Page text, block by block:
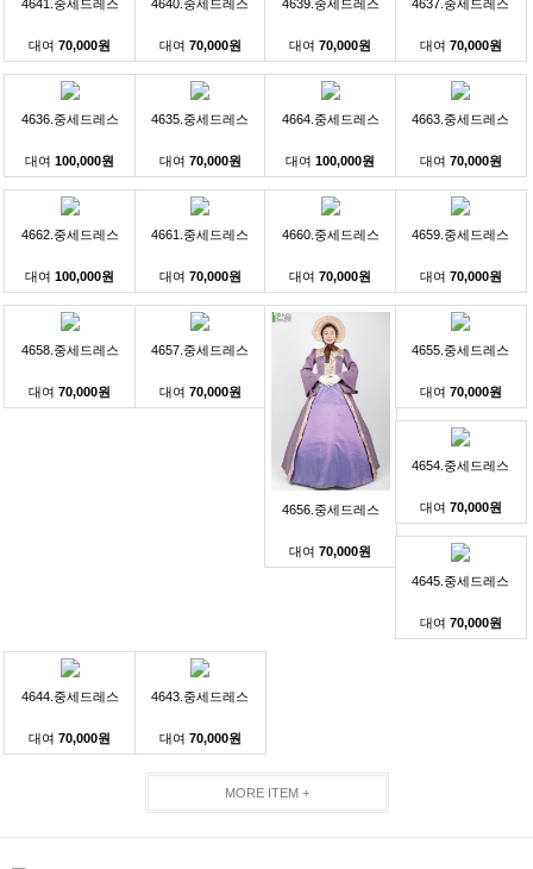
4641.중세드레스
대여70,000원
4640.중세드레스
대여 70,000원
4639.중세드레스
대여70,000원
4637.중세드레스
대여 70,000원
4636.중세드레스
대여100,000원
4635.중세드레스
대여 70,000원
4664.중세드레스
대여100,000원
4663.중세드레스
대여 70,000원
4662.중세드레스
대여100,000원
4661.중세드레스
대여 70,000원
4660.중세드레스
대여70,000원
4659.중세드레스
대여 70,000원
4658.중세드레스
대여70,000원
4657.중세드레스
대여 70,000원
4656.중세드레스
대여70,000원
4655.중세드레스
대여 70,000원
4654.중세드레스
대여 70,000원
4645.중세드레스
대여 70,000원
4644.중세드레스
대여70,000원
4643.중세드레스
대여 70,000원
MORE ITEM +